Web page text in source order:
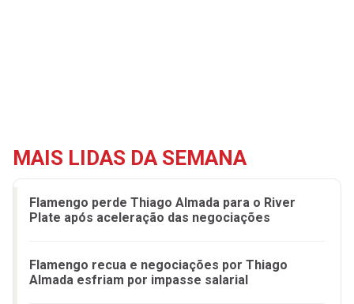
MAIS LIDAS DA SEMANA
Flamengo perde Thiago Almada para o River
Plate após aceleração das negociações
Flamengo recua e negociações por Thiago
Almada esfriam por impasse salarial